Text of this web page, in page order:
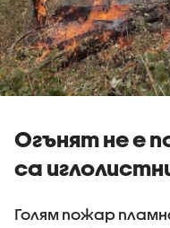
Огънят не е
са
Голям пожар